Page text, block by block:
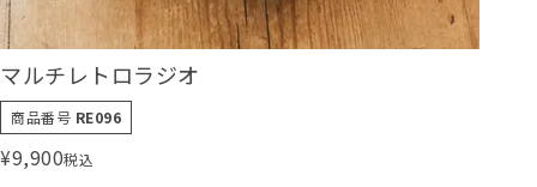
マルチレトロラジオ
商品番号 RE096
¥9,900税込